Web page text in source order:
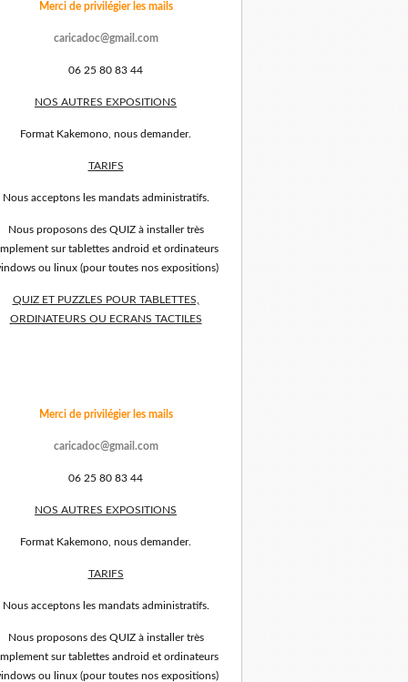
Merci de privilégier les mails
caricadoc@gmail.com
06 25 80 83 44
NOS AUTRES EXPOSITIONS
Format Kakemono, nous demander.
TARIFS
Nous acceptons les mandats administratifs.
Nous proposons des QUIZ à installer très
sur tablettes android et ordinateurs
ou linux (pour toutes nos expositions)
QUIZ ET PUZZLES POUR TABLETTES,
ORDINATEURS OU ECRANS TACTILES
Merci de privilégier les mails
caricadoc@gmail.com
06 25 80 83 44
NOS AUTRES EXPOSITIONS
Format Kakemono, nous demander.
TARIFS
Nous acceptons les mandats administratifs.
Nous proposons des QUIZ à installer très
sur tablettes android et ordinateurs
ou linux (pour toutes nos expositions)